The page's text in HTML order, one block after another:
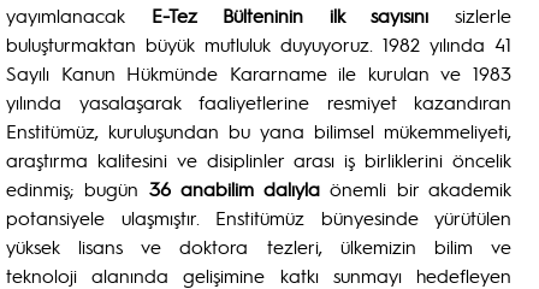
yayımlanacak E-Tez Bülteninin ilk sayısını sizlerle
buluşturmaktan büyük mutluluk duyuyoruz. 1982 yılında 41
Sayılı Kanun Hükmünde Kararname ile kurulan ve 1983
yılında yasalaşarak faaliyetlerine resmiyet kazandıran
Enstitümüz, kuruluşundan bu yana bilimsel mükemmeliyeti,
araştırma kalitesini ve disiplinler arası iş birliklerini öncelik
edinmiş; bugün 36 anabilim dalıyla önemli bir akademik
potansiyele ulaşmıştır. Enstitümüz bünyesinde yürütülen
yüksek lisans ve doktora tezleri, ülkemizin bilim ve
teknoloji alanında gelişimine katkı sunmayı hedefleyen